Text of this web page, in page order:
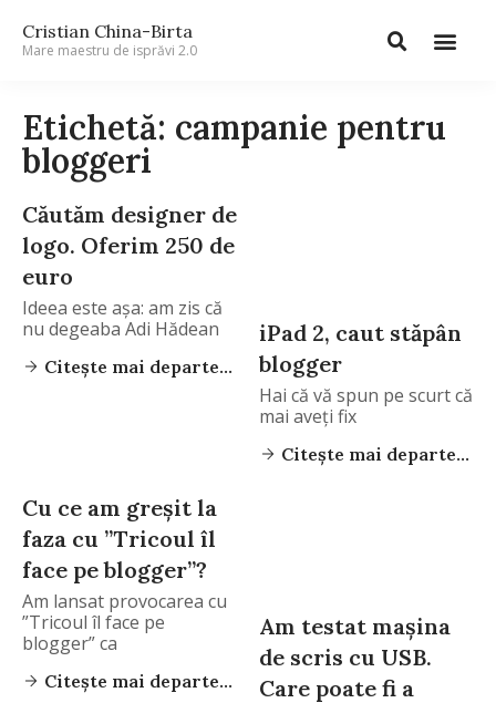
Cristian China-Birta
Mare maestru de isprăvi 2.0
Etichetă: campanie pentru
bloggeri
Căutăm designer de
logo. Oferim 250 de
euro
Ideea este aşa: am zis că
nu degeaba Adi Hădean
Citește mai departe...
iPad 2, caut stăpân
blogger
Hai că vă spun pe scurt că
mai aveţi fix
Citește mai departe...
Cu ce am greșit la
faza cu ”Tricoul îl
face pe blogger”?
Am lansat provocarea cu
”Tricoul îl face pe
blogger” ca
Citește mai departe...
Am testat mașina
de scris cu USB.
Care poate fi a